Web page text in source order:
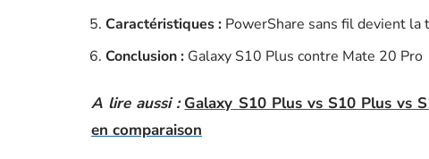
Caractéristiques : PowerShare sans fil devient la
Conclusion : Galaxy S10 Plus contre Mate 20 Pro
A lire aussi : Galaxy S10 Plus vs S10 Plus vs
en comparaison